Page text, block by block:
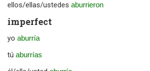
ellos/ellas/ustedes aburrieron
imperfect
yo aburría
tú aburrías